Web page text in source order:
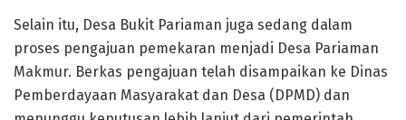
Selain itu, Desa Bukit Pariaman juga sedang dalam
proses pengajuan pemekaran menjadi Desa Pariaman
Makmur. Berkas pengajuan telah disampaikan ke Dinas
Pemberdayaan Masyarakat dan Desa (DPMD) dan